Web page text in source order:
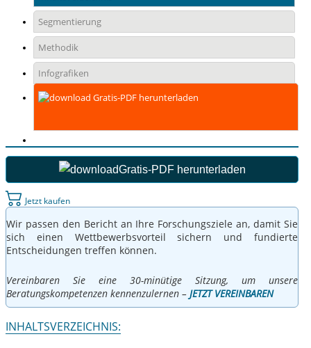
Segmentierung
Methodik
Infografiken
Gratis-PDF herunterladen
Gratis-PDF herunterladen
Jetzt kaufen
Wir passen den Bericht an Ihre Forschungsziele an, damit Sie
sich einen Wettbewerbsvorteil sichern und fundierte
Entscheidungen treffen können.
Vereinbaren Sie eine 30-minütige Sitzung, um unsere
Beratungskompetenzen kennenzulernen – JETZT VEREINBAREN
INHALTSVERZEICHNIS: